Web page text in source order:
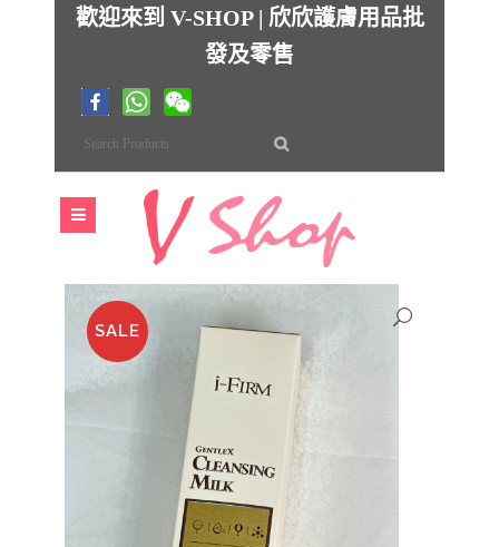
歡迎來到 V-SHOP | 欣欣護膚用品批
發及零售
SALE